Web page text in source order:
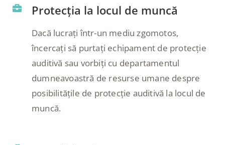
Protecția la locul de muncă
Dacă lucrați într-un mediu zgomotos,
încercați să purtați echipament de protecție
auditivă sau vorbiți cu departamentul
dumneavoastră de resurse umane despre
posibilitățile de protecție auditivă la locul de
muncă.